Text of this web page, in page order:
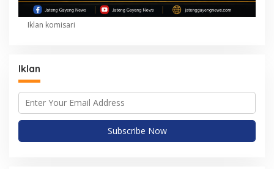
Iklan komisari
Iklan